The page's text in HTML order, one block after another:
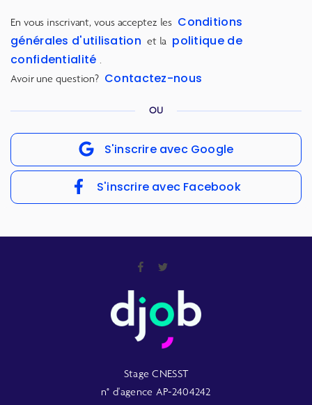
En vous inscrivant, vous acceptez les Conditions
générales d'utilisation et la politique de
confidentialité
Avoir une question? Contactez-nous
OU
S'inscrire avec Google
S'inscrire avec Facebook
Stage CNESST
n° d'agence AP-2404242